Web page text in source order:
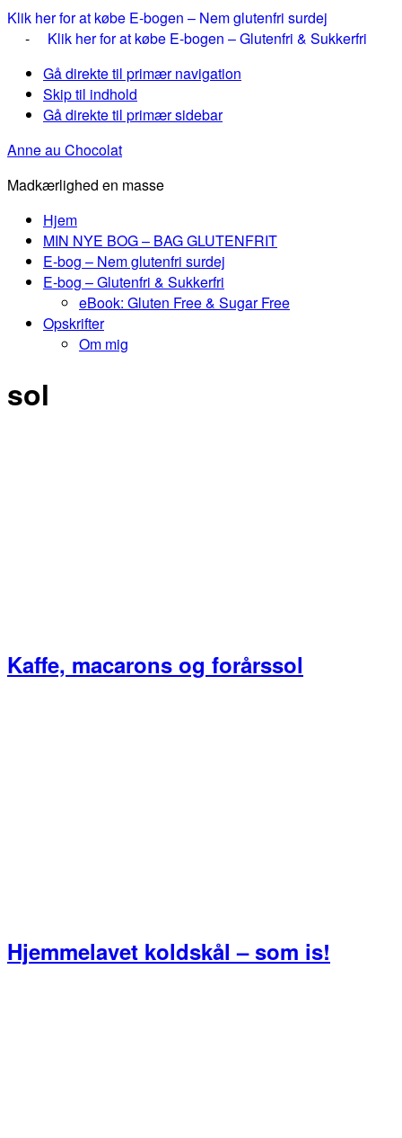
Klik her for at købe E-bogen – Nem glutenfri surdej
- Klik her for at købe E-bogen – Glutenfri & Sukkerfri
Gå direkte til primær navigation
Skip til indhold
Gå direkte til primær sidebar
Anne au Chocolat
Madkærlighed en masse
Hjem
MIN NYE BOG – BAG GLUTENFRIT
E-bog – Nem glutenfri surdej
E-bog – Glutenfri & Sukkerfri
eBook: Gluten Free & Sugar Free
Opskrifter
Om mig
sol
Kaffe, macarons og forårssol
Hjemmelavet koldskål – som is!